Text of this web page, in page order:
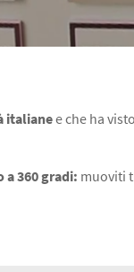
La Web
L'E-Book
Le
Contatti
italianee che ha
a 360 gradi: muoviti